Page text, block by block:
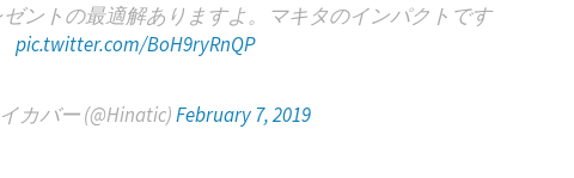
ントの最適解ありますよ。マキタのインパクトです
pic.twitter.com/BoH9ryRnQP
カバー (@Hinatic)February 7, 2019